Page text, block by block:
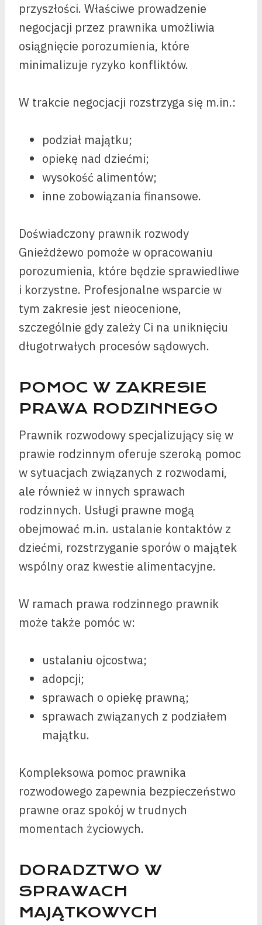
przyszłości. Właściwe prowadzenie
negocjacji przez prawnika umożliwia
osiągnięcie porozumienia, które
minimalizuje ryzyko konfliktów.
W trakcie negocjacji rozstrzyga się m.in.:
podział majątku;
opiekę nad dziećmi;
wysokość alimentów;
inne zobowiązania finansowe.
Doświadczony prawnik rozwody
Gnieżdżewo pomoże w opracowaniu
porozumienia, które będzie sprawiedliwe
i korzystne. Profesjonalne wsparcie w
tym zakresie jest nieocenione,
szczególnie gdy zależy Ci na uniknięciu
długotrwałych procesów sądowych.
POMOC W ZAKRESIE
PRAWA RODZINNEGO
Prawnik rozwodowy specjalizujący się w
prawie rodzinnym oferuje szeroką pomoc
w sytuacjach związanych z rozwodami,
ale również w innych sprawach
rodzinnych. Usługi prawne mogą
obejmować m.in. ustalanie kontaktów z
dziećmi, rozstrzyganie sporów o majątek
wspólny oraz kwestie alimentacyjne.
W ramach prawa rodzinnego prawnik
może także pomóc w:
ustalaniu ojcostwa;
adopcji;
sprawach o opiekę prawną;
sprawach związanych z podziałem
majątku.
Kompleksowa pomoc prawnika
rozwodowego zapewnia bezpieczeństwo
prawne oraz spokój w trudnych
momentach życiowych.
DORADZTWO W
SPRAWACH
MAJĄTKOWYCH